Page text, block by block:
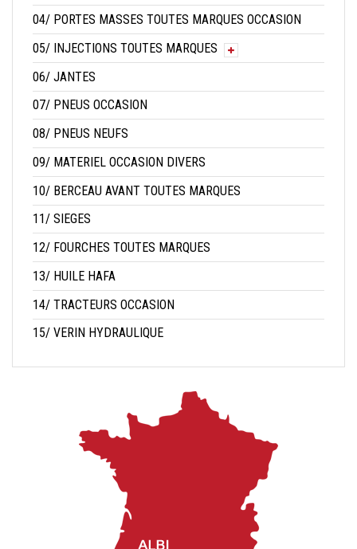
04/ PORTES MASSES TOUTES MARQUES OCCASION
05/ INJECTIONS TOUTES MARQUES
06/ JANTES
07/ PNEUS OCCASION
08/ PNEUS NEUFS
09/ MATERIEL OCCASION DIVERS
10/ BERCEAU AVANT TOUTES MARQUES
11/ SIEGES
12/ FOURCHES TOUTES MARQUES
13/ HUILE HAFA
14/ TRACTEURS OCCASION
15/ VERIN HYDRAULIQUE